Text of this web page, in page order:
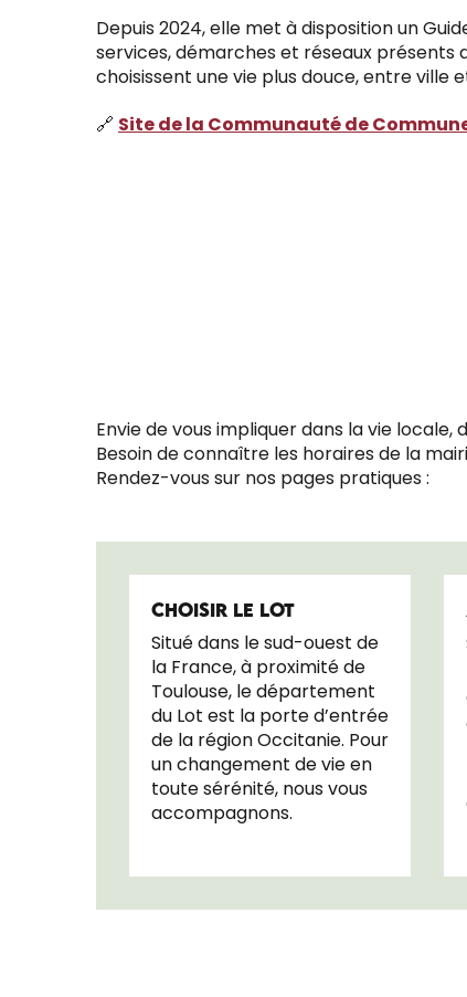
Depuis 2024, elle met à disposition un
services, démarches et réseaux présents
choisissent une vie plus douce, entre ville
🔗 Site de la Communauté de
Envie de vous impliquer dans la vie
Besoin de connaître les horaires de la
Rendez-vous sur nos pages pratiques :
CHOISIR LE LOT
Situé dans le sud-ouest de
la France, à proximité de
Toulouse, le département
du Lot est la porte d’entrée
de la région Occitanie. Pour
un changement de vie en
toute sérénité, nous vous
accompagnons.